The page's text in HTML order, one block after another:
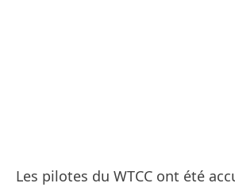
Les pilotes du WTCC ont été